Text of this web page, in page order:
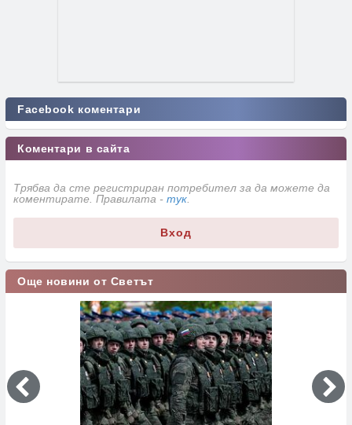
Facebook коментари
Коментари в сайта
Трябва да сте регистриран потребител за да можете да
коментирате. Правилата - тук.
Вход
Още новини от Светът